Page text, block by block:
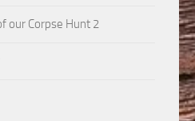
our Corpse Hunt 2